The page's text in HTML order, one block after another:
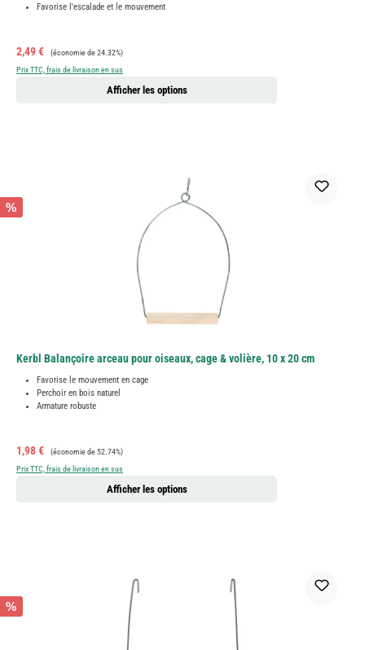
Favorise l'escalade et le mouvement
Prix de vente :
2,49 € Prix régulier :
(économie de 24.32%)
Prix TTC, frais de livraison en sus
Afficher les options
%
Kerbl Balançoire arceau pour oiseaux, cage & volière, 10 x 20 cm
Favorise le mouvement en cage
Perchoir en bois naturel
Armature robuste
Prix de vente :
1,98 € Prix régulier :
(économie de 52.74%)
Prix TTC, frais de livraison en sus
Afficher les options
%